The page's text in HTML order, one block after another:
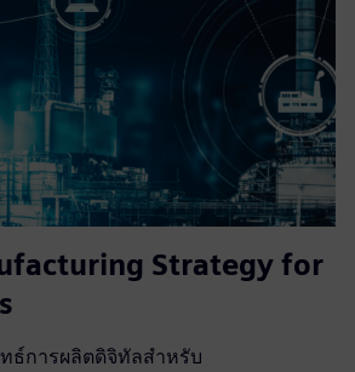
Strategy for
ธ์การผลิตดิจิทัลสำหรับ